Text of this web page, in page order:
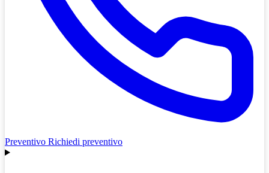
Preventivo Richiedi preventivo